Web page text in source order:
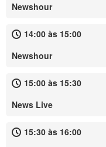
Newshour
14:00 às 15:00
Newshour
15:00 às 15:30
News Live
15:30 às 16:00